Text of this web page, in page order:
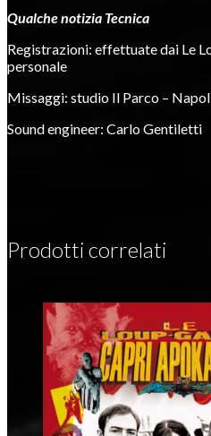
Qualche notizia Tecnica
Registrazioni: effettuate dai Le
personale
Missaggi: studio Il Parco –
Sound engineer: Carlo Gentiletti
Prodotti correlati